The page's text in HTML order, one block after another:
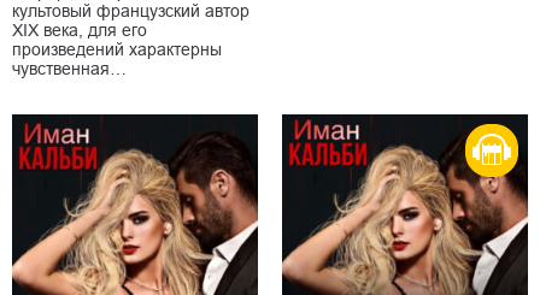
культовый французский автор
XIX века, для его
произведений характерны
чувственная…